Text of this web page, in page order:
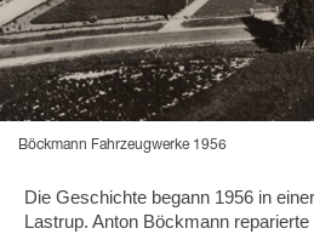
Böckmann Fahrzeugwerke 1956
Die Geschichte begann 1956 in
Lastrup. Anton Böckmann